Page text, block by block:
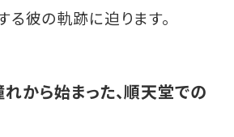
彼の軌跡に迫ります。
れから始まった、順天堂での